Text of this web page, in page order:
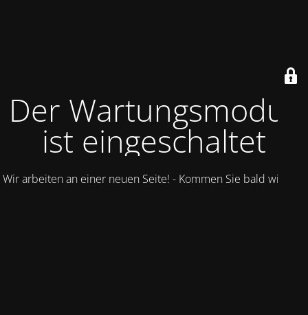
Der Wartungsmodus
ist eingeschaltet
Wir arbeiten an einer neuen Seite! - Kommen Sie bald wieder.